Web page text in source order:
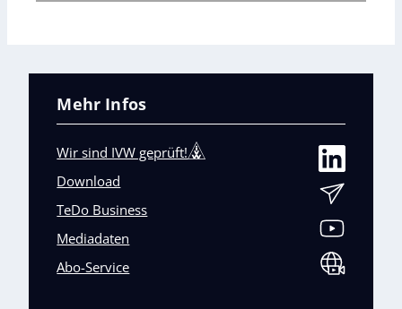
Mehr Infos
Wir sind IVW geprüft!
Download
TeDo Business
Mediadaten
Abo-Service